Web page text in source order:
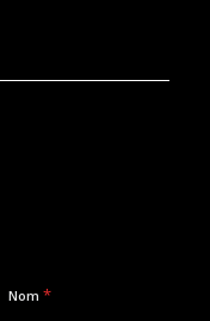
Nom *